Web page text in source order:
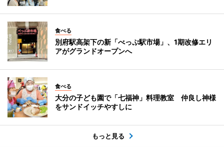
食べる
別府駅高架下の新「べっぷ駅市場」、1期改修エリ
アがグランドオープンへ
食べる
大分の子ども園で「七福神」料理教室 仲良し神様
をサンドイッチやすしに
もっと見る